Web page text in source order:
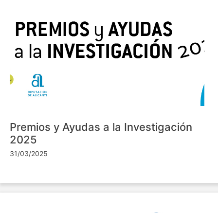
Premios y Ayudas a la Investigación
2025
31/03/2025